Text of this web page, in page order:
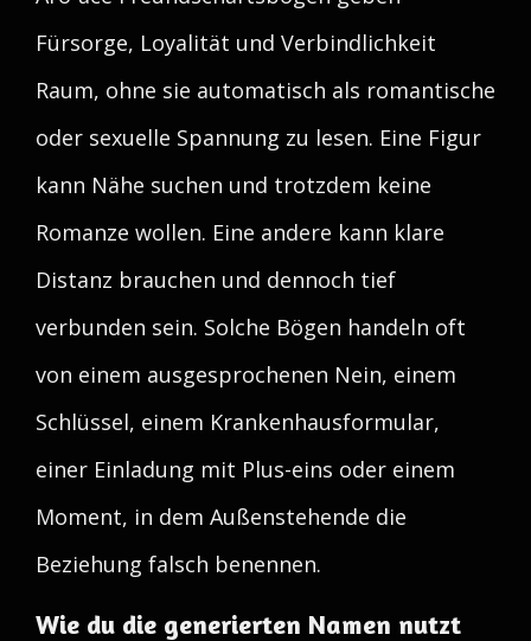
Fürsorge, Loyalität und Verbindlichkeit
Raum, ohne sie automatisch als romantische
oder sexuelle Spannung zu lesen. Eine Figur
kann Nähe suchen und trotzdem keine
Romanze wollen. Eine andere kann klare
Distanz brauchen und dennoch tief
verbunden sein. Solche Bögen handeln oft
von einem ausgesprochenen Nein, einem
Schlüssel, einem Krankenhausformular,
einer Einladung mit Plus-eins oder einem
Moment, in dem Außenstehende die
Beziehung falsch benennen.
Wie du die generierten Namen nutzt